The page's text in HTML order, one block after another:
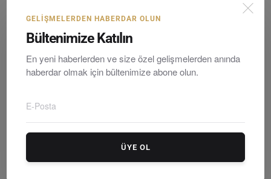
Armada Praxis Yalıkavakspor’dan Milli Takıma Dev Çık...
Saturday, Ocakuary 24, 2026 0
GELIŞMELERDEN HABERDAR OLUN
Bültenimize Katılın
En yeni haberlerden ve size özel gelişmelerden anında
haberdar olmak için bültenimize abone olun.
ÜYE OL